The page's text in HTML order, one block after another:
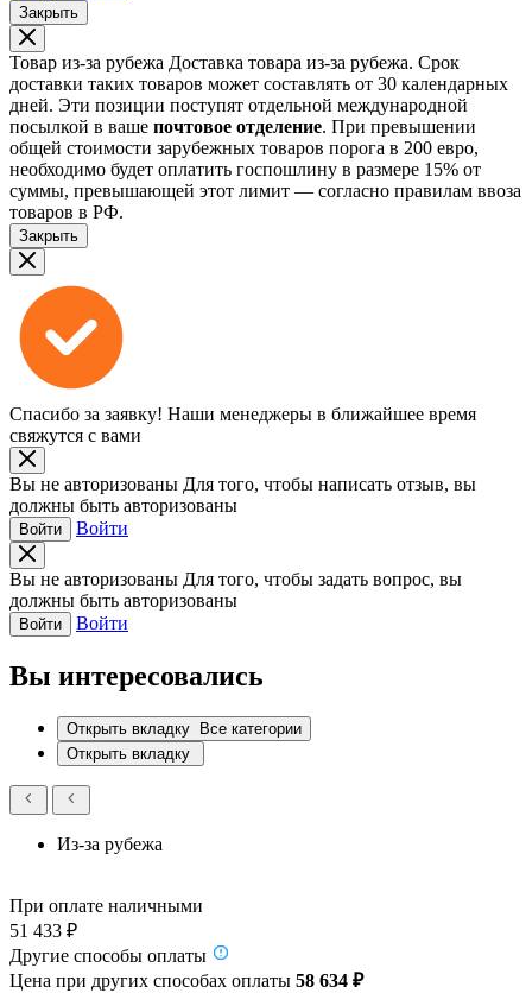
Закрыть
Товар из-за рубежа Доставка товара из-за рубежа. Срок
доставки таких товаров может составлять от 30 календарных
дней. Эти позиции поступят отдельной международной
посылкой в ваше почтовое отделение. При превышении
общей стоимости зарубежных товаров порога в 200 евро,
необходимо будет оплатить госпошлину в размере 15% от
суммы, превышающей этот лимит — согласно правилам ввоза
товаров в РФ.
Закрыть
Спасибо за заявку! Наши менеджеры в ближайшее время
свяжутся с вами
Вы не авторизованы Для того, чтобы написать отзыв, вы
должны быть авторизованы
Войти Войти
Вы не авторизованы Для того, чтобы задать вопрос, вы
должны быть авторизованы
Войти Войти
Вы интересовались
Открыть вкладку Все категории
Открыть вкладку
Из-за рубежа
При оплате наличными
51 433 ₽
Другие способы оплаты
Цена при других способах оплаты 58 634 ₽